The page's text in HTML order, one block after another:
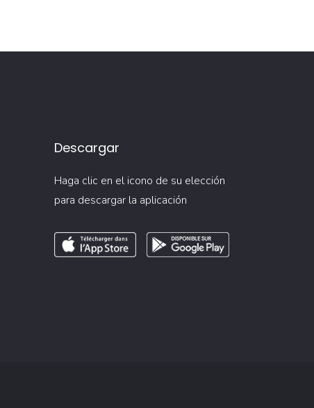
Descargar
Haga clic en el icono de su elección
para descargar la aplicación